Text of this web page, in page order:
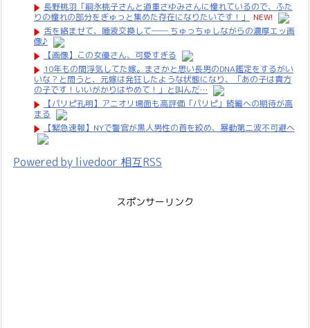
長野桃羽「嗣永桃子さんと道重さゆみさんに憧れているので、ふた
りの憧れの部分をぎゅっと集めた存在になりたいです！」
NEW!
舌を絡ませて、唾液交換して── ちゅっちゅしながらの濃厚エッ画
像♪
【画像】この女優さん、可愛すぎる
10年もの間浮気してた嫁。まさかと思い長男のDNA鑑定をするがい
いな？と問うと、元嫁は発狂したような状態になり、「あの子は貴方
の子です！いいがかりはやめて！」と叫んだ…
【パリピ孔明】アニオリ場面も高評価「パリピ」続編への期待が高
まる
【緊急速報】NYで警官が黒人男性の首を絞め、暴動第二波不可避へ
Powered by livedoor 相互RSS
スポンサーリンク